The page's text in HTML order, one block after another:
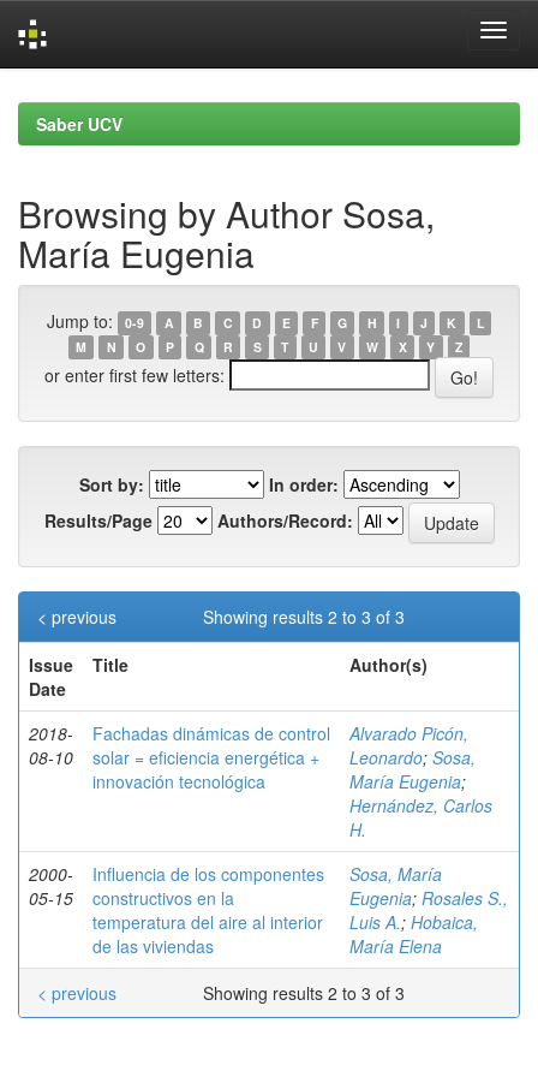
navigationSaber UCV
Browsing by Author Sosa,
María Eugenia
Jump to: 0-9 A B C D E F G H I J K
L
M
N O P Q R S T U V W X Y Z
or enter first few letters:
Sort by:
In order:
Results/Page
Authors/Record:
Showing results 2 to 3 of 3
< previous
Issue
Date
Title Author(s)
2018-
08-10
Fachadas dinámicas de control
solar = eficiencia energética +
innovación tecnológica
Alvarado Picón,
Leonardo; Sosa,
María Eugenia;
Hernández, Carlos
H.
2000-
05-15
Influencia de los componentes
constructivos en la
temperatura del aire al interior
de las viviendas
Sosa, María
Eugenia; Rosales S.,
Luis A.; Hobaica,
María Elena
Showing results 2 to 3 of 3
< previous